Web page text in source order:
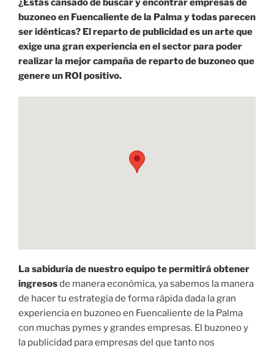
¿Estás cansado de buscar y encontrar empresas de
buzoneo en Fuencaliente de la Palma y todas parecen
ser idénticas? El reparto de publicidad es un arte que
exige una gran experiencia en el sector para poder
realizar la mejor campaña de reparto de buzoneo que
genere un ROI positivo.
La sabiduría de nuestro equipo te permitirá obtener
ingresosde manera económica, ya sabemos la manera
de hacer tu estrategia de forma rápida dada la gran
experiencia en buzoneo en Fuencaliente de la Palma
con muchas pymes y grandes empresas. El buzoneo y
la publicidad para empresas del que tanto nos